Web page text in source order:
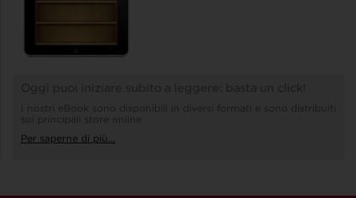
Oggi puoi iniziare subito a leggere: basta un click!
I nostri eBook sono disponibili in diversi formati e sono distribuiti
sui principali store online
Per saperne di più...